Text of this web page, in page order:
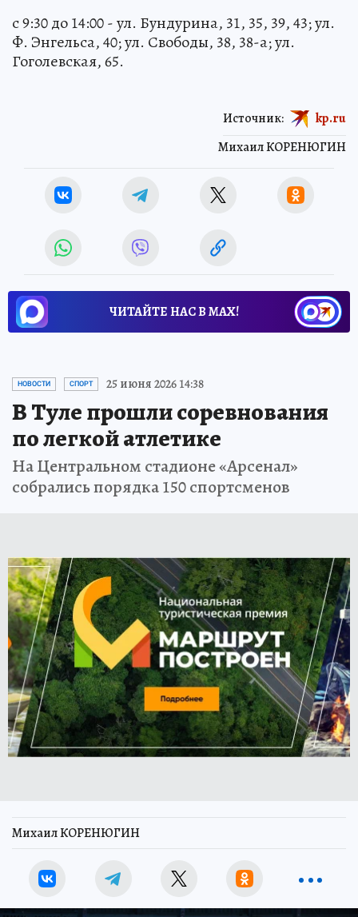
с 9:30 до 14:00 - ул. Бундурина, 31, 35, 39, 43; ул.
Ф. Энгельса, 40; ул. Свободы, 38, 38-а; ул.
Гоголевская, 65.
Михаил КОРЕНЮГИН
Источник: kp.ru
ЧИТАЙТЕ НАС В МАХ!
НОВОСТИ СПОРТ 25 июня 2026 14:38
В Туле прошли соревнования
по легкой атлетике
На Центральном стадионе «Арсенал»
собрались порядка 150 спортсменов
Михаил КОРЕНЮГИН